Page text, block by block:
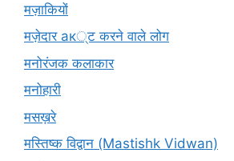
मज़ाकियों
मज़ेदार ак्ट करने वाले लोग
मनोरंजक कलाकार
मनोहारी
मसख़रे
मस्तिष्क विद्वान (Mastishk Vidwan)